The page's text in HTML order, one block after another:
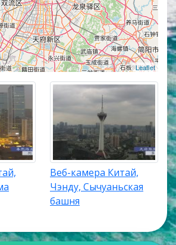
Leaflet
Веб-камера Китай,
Чэнду, Сычуаньская
башня